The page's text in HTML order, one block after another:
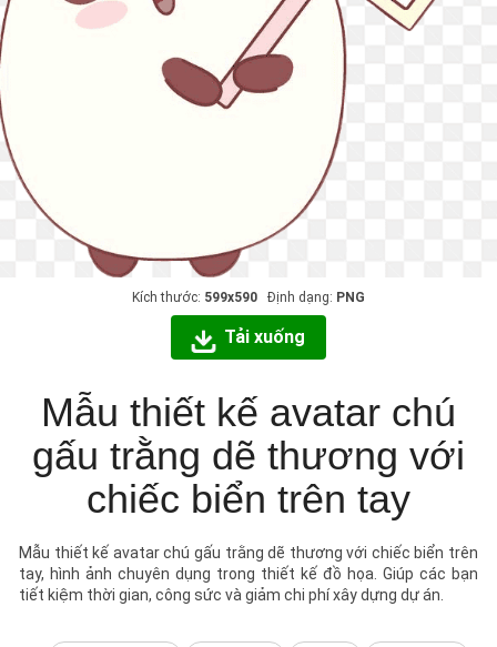
Kích thước: 599x590 Định dạng: PNG
Tải xuống
Mẫu thiết kế avatar chú
gấu trằng dẽ thương với
chiếc biển trên tay
Mẫu thiết kế avatar chú gấu trằng dẽ thương với chiếc biển trên
tay, hình ảnh chuyên dụng trong thiết kế đồ họa. Giúp các bạn
tiết kiệm thời gian, công sức và giảm chi phí xây dựng dự án.